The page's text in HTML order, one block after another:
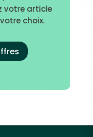
votre article
choix.